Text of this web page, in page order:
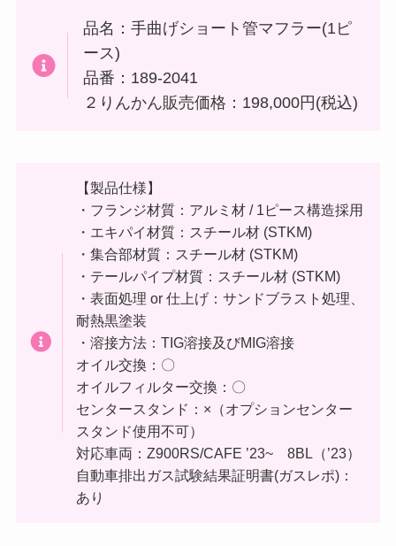
品名：手曲げショート管マフラー(1ピ
ース)
品番：189-2041
２りんかん販売価格：198,000円(税込)
【製品仕様】
・フランジ材質：アルミ材 / 1ピース構造採用
・エキパイ材質：スチール材 (STKM)
・集合部材質：スチール材 (STKM)
・テールパイプ材質：スチール材 (STKM)
・表面処理 or 仕上げ：サンドブラスト処理、
耐熱黒塗装
・溶接方法：TIG溶接及びMIG溶接
オイル交換：〇
オイルフィルター交換：〇
センタースタンド：×（オプションセンター
スタンド使用不可）
対応車両：Z900RS/CAFE ’23~ 8BL（’23）
自動車排出ガス試験結果証明書(ガスレポ)：
あり